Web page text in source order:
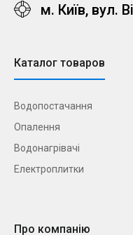
м. Київ, вул.
Каталог товаров
Водопостачання
Опалення
Водонагрівачі
Електроплитки
Про компанію